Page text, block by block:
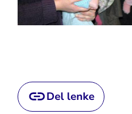
Del lenke